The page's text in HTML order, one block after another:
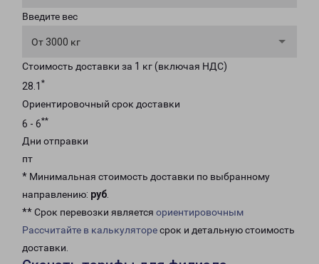
Введите вес
От 3000 кг
Стоимость доставки за 1 кг (включая НДС)
28.1 *
Ориентировочный срок доставки
6 - 6**
Дни отправки
пт
* Минимальная стоимость доставки по выбранному
направлению: руб.
** Срок перевозки является ориентировочным
Рассчитайте в калькуляторесрок и детальную стоимость
доставки.